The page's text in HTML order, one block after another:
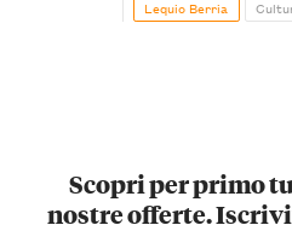
Lequio Berria
Scopri per primo
nostre offerte.